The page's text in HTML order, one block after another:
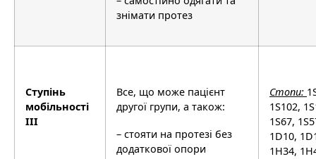
знімати протез
Ступінь
мобільності
IIІ
Все, що може пацієнт
другої групи, а також:
– стояти на протезі без
додаткової опори
Стопи:
1S102,
1S67,
1D10,
1H34,